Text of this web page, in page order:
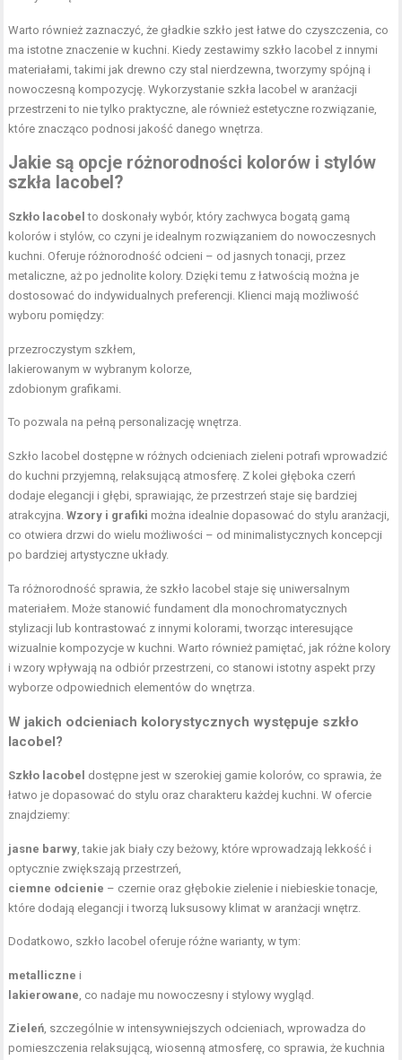
Warto również zaznaczyć, że gładkie szkło jest łatwe do czyszczenia, co
ma istotne znaczenie w kuchni. Kiedy zestawimy szkło lacobel z innymi
materiałami, takimi jak drewno czy stal nierdzewna, tworzymy spójną i
nowoczesną kompozycję. Wykorzystanie szkła lacobel w aranżacji
przestrzeni to nie tylko praktyczne, ale również estetyczne rozwiązanie,
które znacząco podnosi jakość danego wnętrza.
Jakie są opcje różnorodności kolorów i stylów
szkła lacobel?
Szkło lacobel to doskonały wybór, który zachwyca bogatą gamą
kolorów i stylów, co czyni je idealnym rozwiązaniem do nowoczesnych
kuchni. Oferuje różnorodność odcieni – od jasnych tonacji, przez
metaliczne, aż po jednolite kolory. Dzięki temu z łatwością można je
dostosować do indywidualnych preferencji. Klienci mają możliwość
wyboru pomiędzy:
przezroczystym szkłem,
lakierowanym w wybranym kolorze,
zdobionym grafikami.
To pozwala na pełną personalizację wnętrza.
Szkło lacobel dostępne w różnych odcieniach zieleni potrafi wprowadzić
do kuchni przyjemną, relaksującą atmosferę. Z kolei głęboka czerń
dodaje elegancji i głębi, sprawiając, że przestrzeń staje się bardziej
atrakcyjna.Wzory i grafiki można idealnie dopasować do stylu aranżacji,
co otwiera drzwi do wielu możliwości – od minimalistycznych koncepcji
po bardziej artystyczne układy.
Ta różnorodność sprawia, że szkło lacobel staje się uniwersalnym
materiałem. Może stanowić fundament dla monochromatycznych
stylizacji lub kontrastować z innymi kolorami, tworząc interesujące
wizualnie kompozycje w kuchni. Warto również pamiętać, jak różne kolory
i wzory wpływają na odbiór przestrzeni, co stanowi istotny aspekt przy
wyborze odpowiednich elementów do wnętrza.
W jakich odcieniach kolorystycznych występuje szkło
lacobel?
Szkło lacobel dostępne jest w szerokiej gamie kolorów, co sprawia, że
łatwo je dopasować do stylu oraz charakteru każdej kuchni. W ofercie
znajdziemy:
jasne barwy, takie jak biały czy beżowy, które wprowadzają lekkość i
optycznie zwiększają przestrzeń,
ciemne odcienie – czernie oraz głębokie zielenie i niebieskie tonacje,
które dodają elegancji i tworzą luksusowy klimat w aranżacji wnętrz.
Dodatkowo, szkło lacobel oferuje różne warianty, w tym:
metalliczne i
lakierowane, co nadaje mu nowoczesny i stylowy wygląd.
Zieleń, szczególnie w intensywniejszych odcieniach, wprowadza do
pomieszczenia relaksującą, wiosenną atmosferę, co sprawia, że kuchnia